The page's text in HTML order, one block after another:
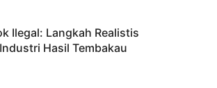
Ilegal: Langkah Realistis
Hasil Tembakau